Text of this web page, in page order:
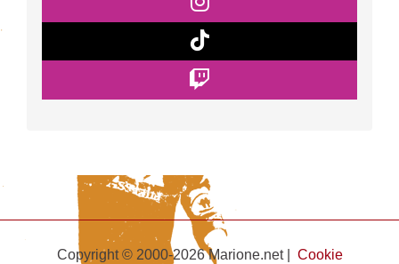
Copyright © 2000-2026 Marione.net | Cookie